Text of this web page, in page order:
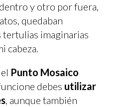
y otro por fuera,
quedaban
tertulias imaginarias
cabeza.
Punto Mosaico
debes utilizar
, aunque también